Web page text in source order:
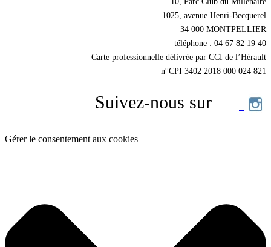
1025, avenue Henri-Becquerel
34 000 MONTPELLIER
téléphone : 04 67 82 19 40
Carte professionnelle délivrée par CCI de l’Hérault
n°CPI 3402 2018 000 024 821
Suivez-nous sur
Gérer le consentement aux cookies